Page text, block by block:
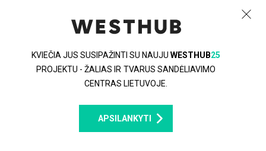
WESTHUB
Kontaktai
KVIEČIA JUS SUSIPAŽINTI SU NAUJUWESTHUB25
PROJEKTU - ŽALIAS IR TVARUS SANDĖLIAVIMO
CENTRAS LIETUVOJE.
APSILANKYTI